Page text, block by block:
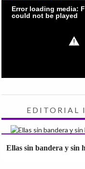
EDITORIAL
Ellas sin bandera y sin